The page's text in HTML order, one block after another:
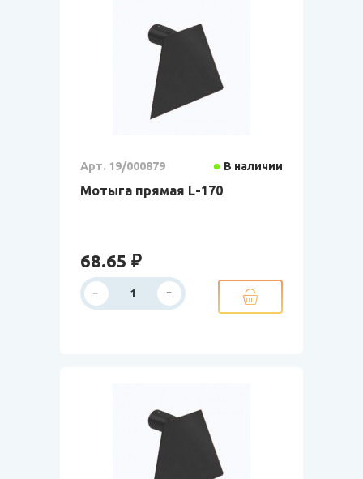
Арт. 19/000879 В наличии
Мотыга прямая L-170
68.65 ₽